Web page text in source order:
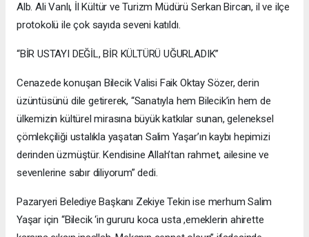
Alb. Ali Vanlı, İl Kültür ve Turizm Müdürü Serkan Bircan, il ve ilçe
protokolü ile çok sayıda seveni katıldı.
“BİR USTAYI DEĞİL, BİR KÜLTÜRÜ UĞURLADIK”
Cenazede konuşan Bilecik Valisi Faik Oktay Sözer, derin
üzüntüsünü dile getirerek, “Sanatıyla hem Bilecik’in hem de
ülkemizin kültürel mirasına büyük katkılar sunan, geleneksel
çömlekçiliği ustalıkla yaşatan Salim Yaşar’ın kaybı hepimizi
derinden üzmüştür. Kendisine Allah’tan rahmet, ailesine ve
sevenlerine sabır diliyorum” dedi.
Pazaryeri Belediye Başkanı Zekiye Tekin ise merhum Salim
Yaşar için “Bilecik ‘in gururu koca usta ,emeklerin ahirette